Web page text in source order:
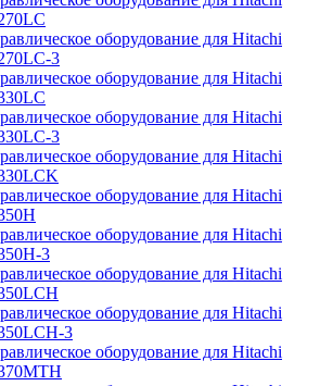
оборудование для Hitachi
3
оборудование для Hitachi
оборудование для Hitachi
3
оборудование для Hitachi
оборудование для Hitachi
оборудование для Hitachi
3
оборудование для Hitachi
оборудование для Hitachi
3
оборудование для Hitachi